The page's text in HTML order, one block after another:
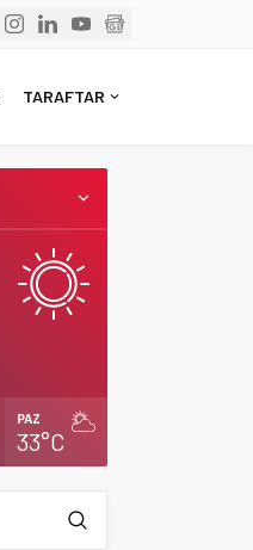
TARAFTAR
PAZ
33°C